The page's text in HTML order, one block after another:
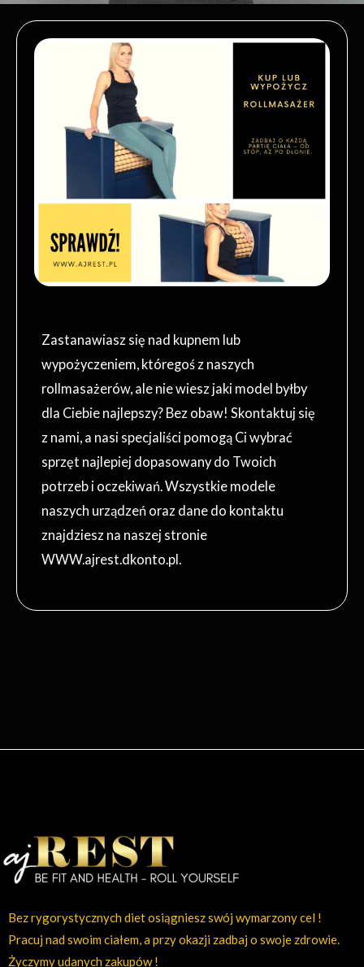
Zastanawiasz się nad kupnem lub
wypożyczeniem, któregoś z naszych
rollmasażerów, ale nie wiesz jaki model byłby
dla Ciebie najlepszy? Bez obaw! Skontaktuj się
z nami, a nasi specjaliści pomogą Ci wybrać
sprzęt najlepiej dopasowany do Twoich
potrzeb i oczekiwań. Wszystkie modele
naszych urządzeń oraz dane do kontaktu
znajdziesz na naszej stronie
WWW.ajrest.dkonto.pl.
Bez rygorystycznych diet osiągniesz swój wymarzony cel !
Pracuj nad swoim ciałem, a przy okazji zadbaj o swoje zdrowie.
Życzymy udanych zakupów !